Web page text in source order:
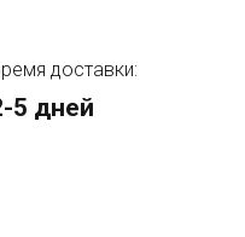
доставки:
5 дней